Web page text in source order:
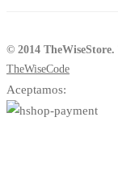
© 2014 TheWiseStore.
TheWiseCode